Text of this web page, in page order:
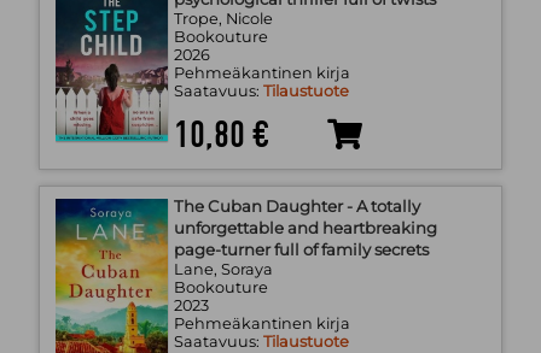
Trope, Nicole
Bookouture
2026
Pehmeäkantinen kirja
Saatavuus: Tilaustuote
10,80 €
The Cuban Daughter - A totally
unforgettable and heartbreaking
page-turner full of family secrets
Lane, Soraya
Bookouture
2023
Pehmeäkantinen kirja
Saatavuus: Tilaustuote